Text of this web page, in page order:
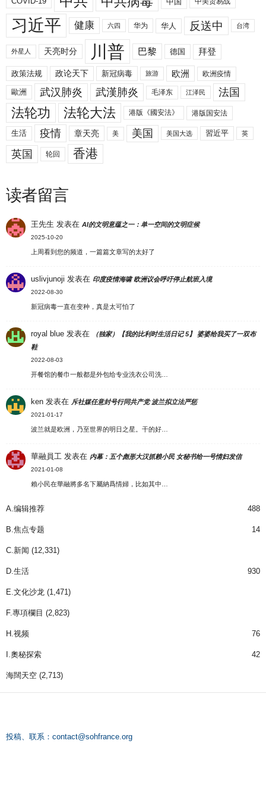
习近平 健康 六四 华为 华人 反送中 台湾
外星人 天亮时分 川普 巴黎 德国 拜登
政策法规 政论天下 新冠病毒 旅游 欧洲 欧洲疫情
歐洲 武汉肺炎 武漢肺炎 毛泽东 江泽民 法国
法轮功 法轮大法 港版《國安法》 港版国安法
生活 疫情 章天亮 美 美国 美国大选 習近平 英
英国 轮回 香港
读者留言
王先生 发表在AI的文明意蕴之一：单一空间的文明症候
2025-10-20
上周看到您的频道，一篇篇文章写的太好了
uslivjunoji 发表在 印度疫情海啸 欧洲议会呼吁停止航班入境
2022-08-30
新冠病毒一直在变种，真是太可怕了
royal blue 发表在
（独家）【我的比利时生活日记 5】 婆婆给我买了一双布
鞋
2022-08-03
开餐馆的餐巾一般都是外包给专业洗衣公司洗…
ken 发表在 斥社媒任意封号行同共产党 波兰拟立法严惩
2021-01-17
波兰就是欧洲，乃至世界的明日之星。干的好…
華融員工 发表在 内幕：五个彪形大汉抓赖小民 女秘书给一号情妇发信
2021-01-08
賴小民在華融將多名下屬納爲情婦，比如其中…
A.编辑推荐 488
B.焦点专题 14
C.新闻 (12,331)
D.生活 930
E.文化沙龙 (1,471)
F.專項欄目 (2,823)
H.视频 76
I.奧秘探索 42
海闊天空 (2,713)
投稿、联系： contact@sohfrance.org